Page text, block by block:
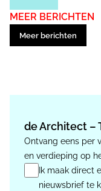
MEER BERICHTEN
Meer berichten
de Architect –
Ontvang eens per
en verdieping op
Ik maak direct
nieuwsbrief te